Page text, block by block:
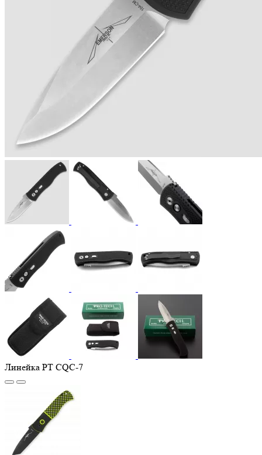
Линейка PT CQC-7